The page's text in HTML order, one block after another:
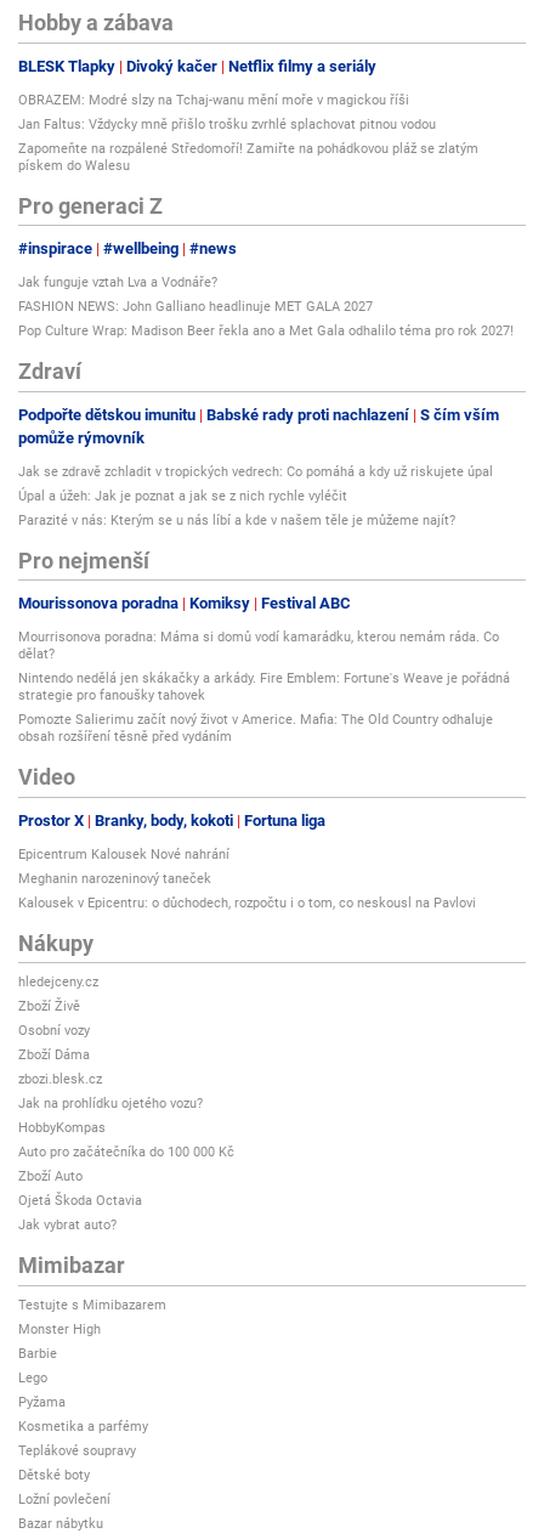
Hobby a zábava
BLESK Tlapky Divoký kačer Netflix filmy a seriály
OBRAZEM: Modré slzy na Tchaj-wanu mění moře v magickou říši
Jan Faltus: Vždycky mně přišlo trošku zvrhlé splachovat pitnou vodou
Zapomeňte na rozpálené Středomoří! Zamiřte na pohádkovou pláž se zlatým
pískem do Walesu
Pro generaci Z
#inspirace #wellbeing #news
Jak funguje vztah Lva a Vodnáře?
FASHION NEWS: John Galliano headlinuje MET GALA 2027
Pop Culture Wrap: Madison Beer řekla ano a Met Gala odhalilo téma pro rok 2027!
Zdraví
Podpořte dětskou imunitu Babské rady proti nachlazení S čím vším
pomůže rýmovník
Jak se zdravě zchladit v tropických vedrech: Co pomáhá a kdy už riskujete úpal
Úpal a úžeh: Jak je poznat a jak se z nich rychle vyléčit
Parazité v nás: Kterým se u nás líbí a kde v našem těle je můžeme najít?
Pro nejmenší
Mourissonova poradna Komiksy Festival ABC
Mourrisonova poradna: Máma si domů vodí kamarádku, kterou nemám ráda. Co
dělat?
Nintendo nedělá jen skákačky a arkády. Fire Emblem: Fortune's Weave je pořádná
strategie pro fanoušky tahovek
Pomozte Salierimu začít nový život v Americe. Mafia: The Old Country odhaluje
obsah rozšíření těsně před vydáním
Video
Prostor X Branky, body, kokoti Fortuna liga
Epicentrum Kalousek Nové nahrání
Meghanin narozeninový taneček
Kalousek v Epicentru: o důchodech, rozpočtu i o tom, co neskousl na Pavlovi
Nákupy
hledejceny.cz
Zboží Živě
Osobní vozy
Zboží Dáma
zbozi.blesk.cz
Jak na prohlídku ojetého vozu?
HobbyKompas
Auto pro začátečníka do 100 000 Kč
Zboží Auto
Ojetá Škoda Octavia
Jak vybrat auto?
Mimibazar
Testujte s Mimibazarem
Monster High
Barbie
Lego
Pyžama
Kosmetika a parfémy
Teplákové soupravy
Dětské boty
Ložní povlečení
Bazar nábytku